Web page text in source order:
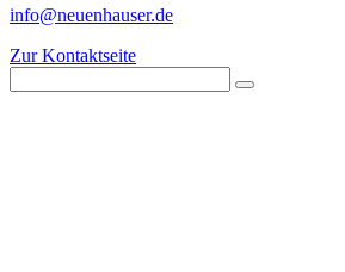
info@neuenhauser.de
Zur Kontaktseite